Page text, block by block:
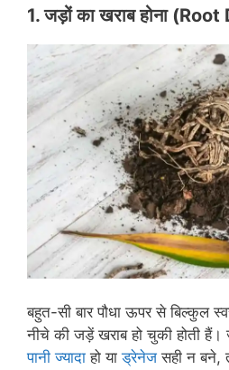
1. जड़ों का खराब होना (Root
बहुत-सी बार पौधा ऊपर से बिल्कुल
नीचे की जड़ें खराब हो चुकी होती हैं।
पानी ज्यादा हो याड्रेनेज सही न बने,